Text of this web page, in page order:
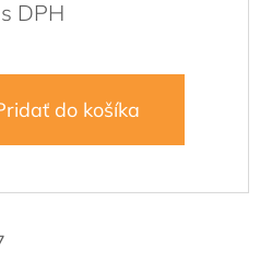
do košíka